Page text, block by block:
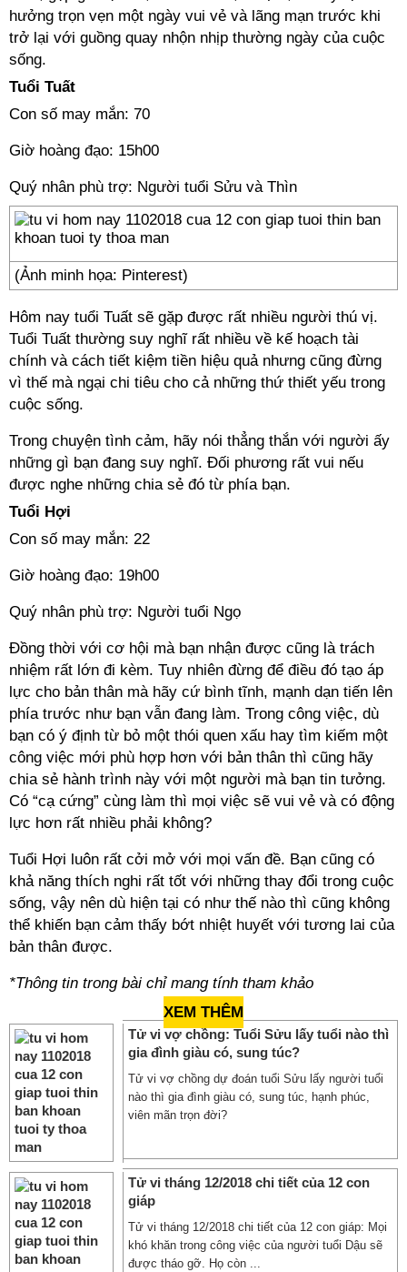
hưởng trọn vẹn một ngày vui vẻ và lãng mạn trước khi
trở lại với guồng quay nhộn nhịp thường ngày của cuộc
sống.
Tuổi Tuất
Con số may mắn: 70
Giờ hoàng đạo: 15h00
Quý nhân phù trợ: Người tuổi Sửu và Thìn
(Ảnh minh họa: Pinterest)
Hôm nay tuổi Tuất sẽ gặp được rất nhiều người thú vị.
Tuổi Tuất thường suy nghĩ rất nhiều về kế hoạch tài
chính và cách tiết kiệm tiền hiệu quả nhưng cũng đừng
vì thế mà ngại chi tiêu cho cả những thứ thiết yếu trong
cuộc sống.
Trong chuyện tình cảm, hãy nói thẳng thắn với người ấy
những gì bạn đang suy nghĩ. Đối phương rất vui nếu
được nghe những chia sẻ đó từ phía bạn.
Tuổi Hợi
Con số may mắn: 22
Giờ hoàng đạo: 19h00
Quý nhân phù trợ: Người tuổi Ngọ
Đồng thời với cơ hội mà bạn nhận được cũng là trách
nhiệm rất lớn đi kèm. Tuy nhiên đừng để điều đó tạo áp
lực cho bản thân mà hãy cứ bình tĩnh, mạnh dạn tiến lên
phía trước như bạn vẫn đang làm. Trong công việc, dù
bạn có ý định từ bỏ một thói quen xấu hay tìm kiếm một
công việc mới phù hợp hơn với bản thân thì cũng hãy
chia sẻ hành trình này với một người mà bạn tin tưởng.
Có “cạ cứng” cùng làm thì mọi việc sẽ vui vẻ và có động
lực hơn rất nhiều phải không?
Tuổi Hợi luôn rất cởi mở với mọi vấn đề. Bạn cũng có
khả năng thích nghi rất tốt với những thay đổi trong cuộc
sống, vậy nên dù hiện tại có như thế nào thì cũng không
thể khiến bạn cảm thấy bớt nhiệt huyết với tương lai của
bản thân được.
*Thông tin trong bài chỉ mang tính tham khảo
XEM THÊM
Tử vi vợ chồng: Tuổi Sửu lấy tuổi nào thì
gia đình giàu có, sung túc?
Tử vi vợ chồng dự đoán tuổi Sửu lấy người tuổi
nào thì gia đình giàu có, sung túc, hạnh phúc,
viên mãn trọn đời?
Tử vi tháng 12/2018 chi tiết của 12 con
giáp
Tử vi tháng 12/2018 chi tiết của 12 con giáp: Mọi
khó khăn trong công việc của người tuổi Dậu sẽ
được tháo gỡ. Họ còn ...